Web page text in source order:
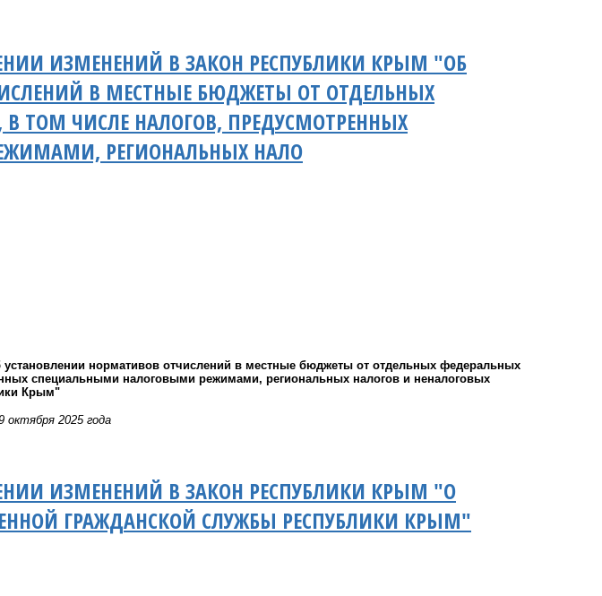
ИЗМЕНЕНИЙ В ЗАКОН РЕСПУБЛИКИ КРЫМ "ОБ
В МЕСТНЫЕ БЮДЖЕТЫ ОТ ОТДЕЛЬНЫХ
ТОМ ЧИСЛЕ НАЛОГОВ, ПРЕДУСМОТРЕННЫХ
РЕГИОНАЛЬНЫХ НАЛО
нормативов отчислений в местные бюджеты от отдельных федеральных
специальными налоговыми режимами, региональных налогов и неналоговых
Крым"
2025 года
ИЗМЕНЕНИЙ В ЗАКОН РЕСПУБЛИКИ КРЫМ "О
ГРАЖДАНСКОЙ СЛУЖБЫ РЕСПУБЛИКИ КРЫМ"